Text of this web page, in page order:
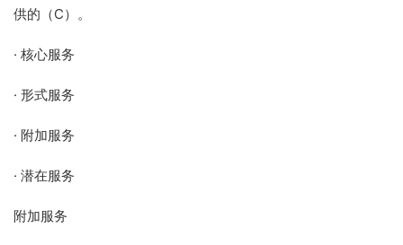
供的（C）。
· 核心服务
· 形式服务
· 附加服务
· 潜在服务
附加服务